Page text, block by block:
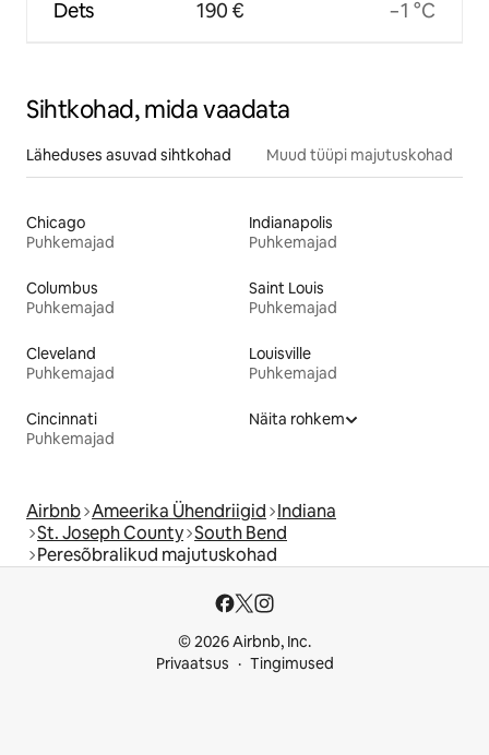
Dets 190 € −1 °C
Sihtkohad, mida vaadata
Läheduses asuvad sihtkohad Muud tüüpi majutuskohad
Chicago
Puhkemajad
Indianapolis
Puhkemajad
Columbus
Puhkemajad
Saint Louis
Puhkemajad
Cleveland
Puhkemajad
Louisville
Puhkemajad
Cincinnati
Puhkemajad
Näita rohkem
Airbnb Ameerika Ühendriigid Indiana
St. Joseph County South Bend
Peresõbralikud majutuskohad
© 2026 Airbnb, Inc.
Privaatsus
Tingimused